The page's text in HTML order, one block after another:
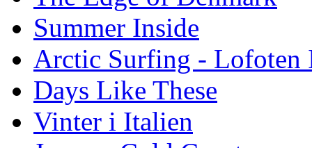
Summer Inside
Arctic Surfing - Lofoten
Days Like These
Vinter i Italien